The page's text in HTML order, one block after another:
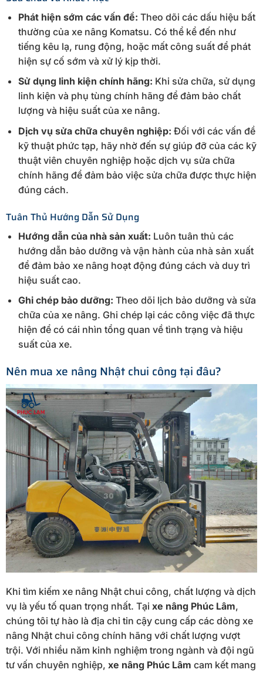
Phát hiện sớm các vấn đề: Theo dõi các dấu hiệu bất
thường của xe nâng Komatsu. Có thể kể đến như
tiếng kêu lạ, rung động, hoặc mất công suất để phát
hiện sự cố sớm và xử lý kịp thời.
Sử dụng linh kiện chính hãng: Khi sửa chữa, sử dụng
linh kiện và phụ tùng chính hãng để đảm bảo chất
lượng và hiệu suất của xe nâng.
Dịch vụ sửa chữa chuyên nghiệp: Đối với các vấn đề
kỹ thuật phức tạp, hãy nhờ đến sự giúp đỡ của các kỹ
thuật viên chuyên nghiệp hoặc dịch vụ sửa chữa
chính hãng để đảm bảo việc sửa chữa được thực hiện
đúng cách.
Tuân Thủ Hướng Dẫn Sử Dụng
Hướng dẫn của nhà sản xuất: Luôn tuân thủ các
hướng dẫn bảo dưỡng và vận hành của nhà sản xuất
để đảm bảo xe nâng hoạt động đúng cách và duy trì
hiệu suất cao.
Ghi chép bảo dưỡng: Theo dõi lịch bảo dưỡng và sửa
chữa của xe nâng. Ghi chép lại các công việc đã thực
hiện để có cái nhìn tổng quan về tình trạng và hiệu
suất của xe.
Nên mua xe nâng Nhật chui công tại đâu?
Khi tìm kiếm xe nâng Nhật chui công, chất lượng và dịch
vụ là yếu tố quan trọng nhất. Tại xe nâng Phúc Lâm,
chúng tôi tự hào là địa chỉ tin cậy cung cấp các dòng xe
nâng Nhật chui công chính hãng với chất lượng vượt
trội. Với nhiều năm kinh nghiệm trong ngành và đội ngũ
tư vấn chuyên nghiệp, xe nâng Phúc Lâm cam kết mang